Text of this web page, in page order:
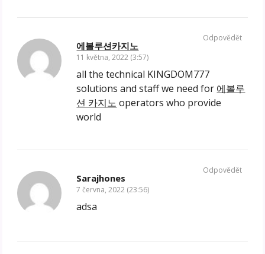
에볼루션카지노
11 května, 2022 (3:57)
all the technical KINGDOM777
solutions and staff we need for 에볼루
션 카지노 operators who provide
world
Odpovědět
Sarajhones
7 června, 2022 (23:56)
adsa
Odpovědět